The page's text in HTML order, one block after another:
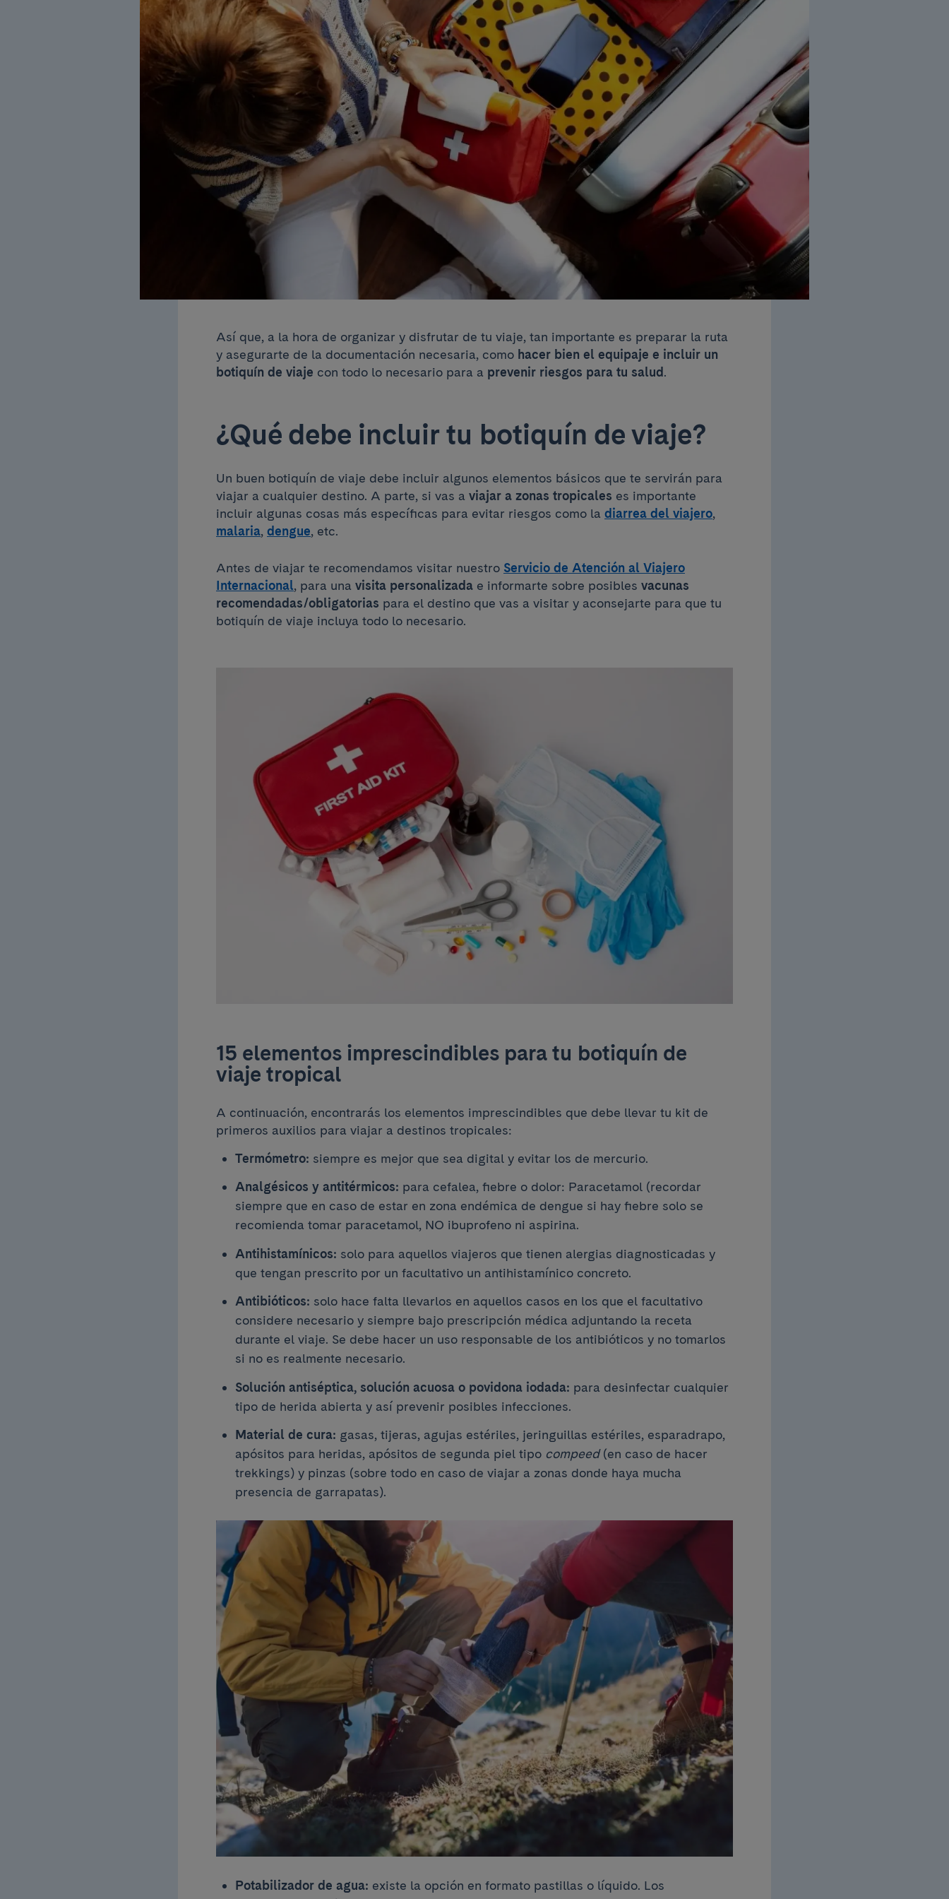
Así que, a la hora de organizar y disfrutar de tu viaje, tan importante es preparar la ruta
y asegurarte de la documentación necesaria, como hacer bien el equipaje e incluir un
botiquín de viaje con todo lo necesario para a prevenir riesgos para tu salud.
¿Qué debe incluir tu botiquín de viaje?
Un buen botiquín de viaje debe incluir algunos elementos básicos que te servirán para
viajar a cualquier destino. A parte, si vas a viajar a zonas tropicales es importante
incluir algunas cosas más específicas para evitar riesgos como la diarrea del viajero,
malaria, dengue, etc.
Antes de viajar te recomendamos visitar nuestro Servicio de Atención al Viajero
Internacional, para una visita personalizada e informarte sobre posibles vacunas
recomendadas/obligatorias para el destino que vas a visitar y aconsejarte para que tu
botiquín de viaje incluya todo lo necesario.
15 elementos imprescindibles para tu botiquín de
viaje tropical
A continuación, encontrarás los elementos imprescindibles que debe llevar tu kit de
primeros auxilios para viajar a destinos tropicales:
Termómetro: siempre es mejor que sea digital y evitar los de mercurio.
Analgésicos y antitérmicos: para cefalea, fiebre o dolor: Paracetamol (recordar
siempre que en caso de estar en zona endémica de dengue si hay fiebre solo se
recomienda tomar paracetamol, NO ibuprofeno ni aspirina.
Antihistamínicos: solo para aquellos viajeros que tienen alergias diagnosticadas y
que tengan prescrito por un facultativo un antihistamínico concreto.
Antibióticos: solo hace falta llevarlos en aquellos casos en los que el facultativo
considere necesario y siempre bajo prescripción médica adjuntando la receta
durante el viaje. Se debe hacer un uso responsable de los antibióticos y no tomarlos
si no es realmente necesario.
Solución antiséptica, solución acuosa o povidona iodada: para desinfectar cualquier
tipo de herida abierta y así prevenir posibles infecciones.
Material de cura: gasas, tijeras, agujas estériles, jeringuillas estériles, esparadrapo,
apósitos para heridas, apósitos de segunda piel tipo compeed(en caso de hacer
trekkings) y pinzas (sobre todo en caso de viajar a zonas donde haya mucha
presencia de garrapatas).
Potabilizador de agua: existe la opción en formato pastillas o líquido. Los